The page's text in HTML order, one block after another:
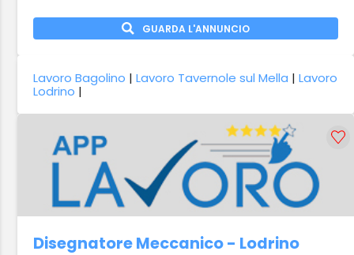
GUARDA L'ANNUNCIO
Lavoro Bagolino |Lavoro Tavernole sul Mella |Lavoro
Lodrino |
Disegnatore Meccanico - Lodrino